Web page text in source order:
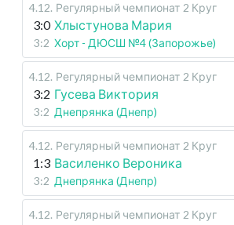
4.12. Регулярный чемпионат 2 Круг
3:0 Хлыстунова Мария
3:2 Хорт - ДЮСШ №4 (Запорожье)
4.12. Регулярный чемпионат 2 Круг
3:2 Гусева Виктория
3:2 Днепрянка (Днепр)
4.12. Регулярный чемпионат 2 Круг
1:3 Василенко Вероника
3:2 Днепрянка (Днепр)
4.12. Регулярный чемпионат 2 Круг